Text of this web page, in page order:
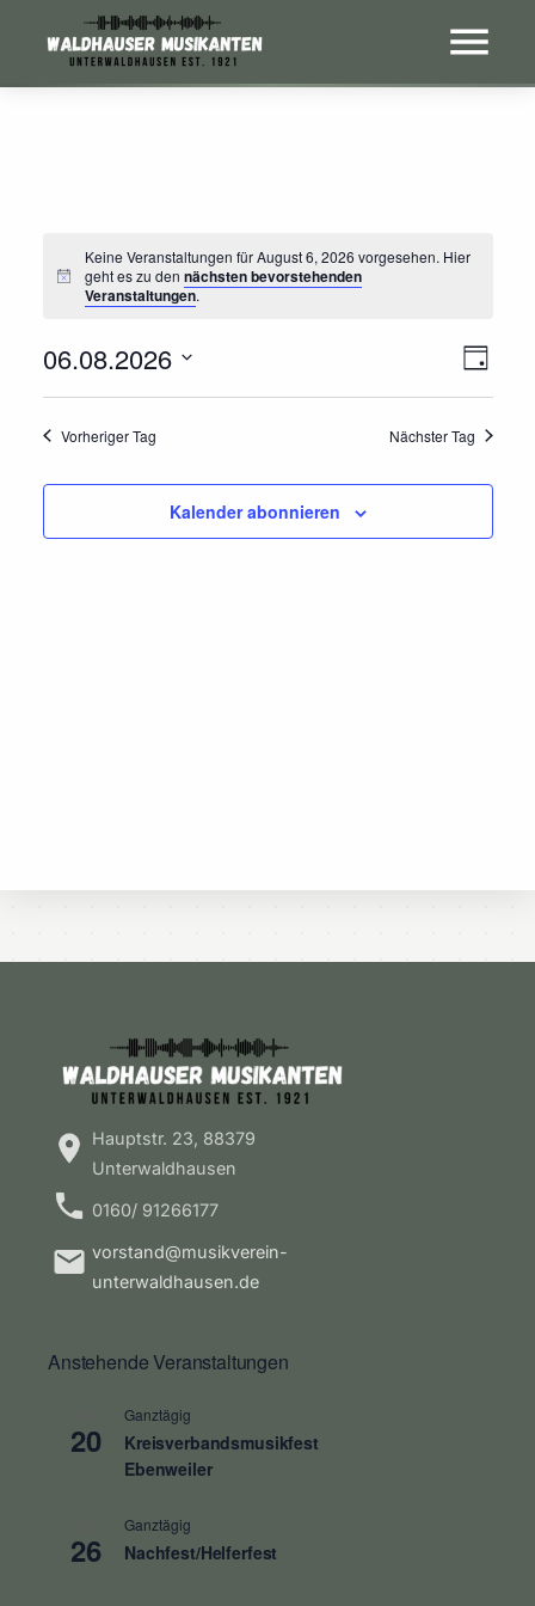
Keine Veranstaltungen für August 6, 2026 vorgesehen. Hier
geht es zu den nächsten bevorstehenden
Veranstaltungen.
Tag
06.08.2026
Datum
wählen.
Vorheriger Tag Nächster Tag
Kalender abonnieren
Hauptstr. 23, 88379
Unterwaldhausen
0160/ 91266177
vorstand@musikverein-
unterwaldhausen.de
Anstehende Veranstaltungen
20
Ganztägig
Kreisverbandsmusikfest
Ebenweiler
26
Ganztägig
Nachfest/Helferfest